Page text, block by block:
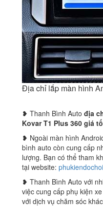
Địa chỉ lắp màn hình
❥ Thanh Bình Auto địa
Kovar T1 Plus 360 giá
❥ Ngoài màn hình
bình auto còn cung cấp
lượng. Bạn có thể tham
tại website:
❥ Thanh Bình Auto với
việc cung cấp phụ kiện
với dịch vụ chăm sóc